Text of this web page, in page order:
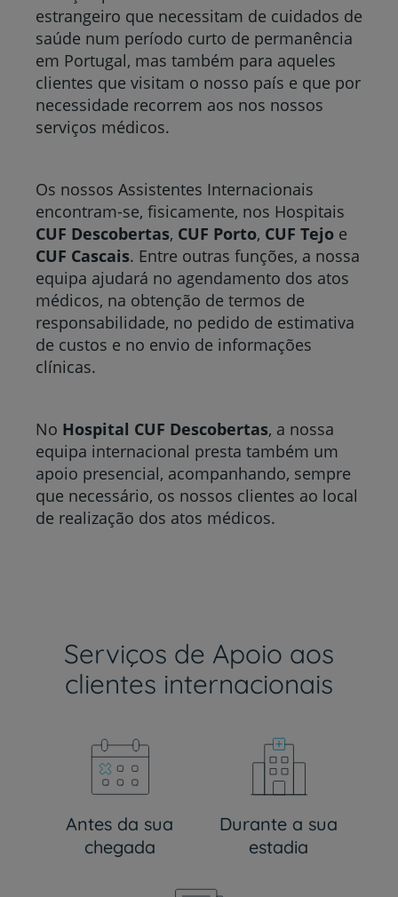
estrangeiro que necessitam de cuidados de
saúde num período curto de permanência
em Portugal, mas também para aqueles
clientes que visitam o nosso país e que por
necessidade recorrem aos nos nossos
serviços médicos.
Os nossos Assistentes Internacionais
encontram-se, fisicamente, nos Hospitais
CUF Descobertas, CUF Porto, CUF Tejo e
CUF Cascais. Entre outras funções, a nossa
equipa ajudará no agendamento dos atos
médicos, na obtenção de termos de
responsabilidade, no pedido de estimativa
de custos e no envio de informações
clínicas.
No Hospital CUF Descobertas, a nossa
equipa internacional presta também um
apoio presencial, acompanhando, sempre
que necessário, os nossos clientes ao local
de realização dos atos médicos.
Serviços de Apoio aos
clientes internacionais
Antes da sua
chegada
Durante a sua
estadia